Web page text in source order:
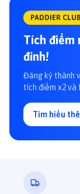
PADDIER CLUB
Tích điểm
đỉnh!
Đăng ký thành
tích điểm x2 và
Tìm hiểu